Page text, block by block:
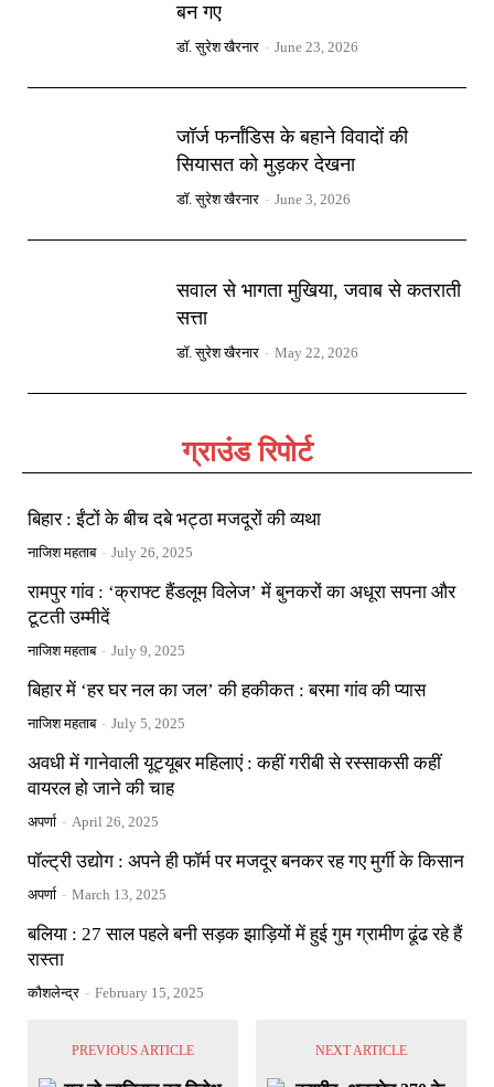
बन गए
डॉ. सुरेश खैरनार - June 23, 2026
जॉर्ज फर्नांडिस के बहाने विवादों की
सियासत को मुड़कर देखना
डॉ. सुरेश खैरनार - June 3, 2026
सवाल से भागता मुखिया, जवाब से कतराती
सत्ता
डॉ. सुरेश खैरनार - May 22, 2026
ग्राउंड रिपोर्ट
बिहार : ईंटों के बीच दबे भट्ठा मजदूरों की व्यथा
नाजिश महताब - July 26, 2025
रामपुर गांव : ‘क्राफ्ट हैंडलूम विलेज’ में बुनकरों का अधूरा सपना और
टूटती उम्मीदें
नाजिश महताब - July 9, 2025
बिहार में ‘हर घर नल का जल’ की हकीकत : बरमा गांव की प्यास
नाजिश महताब - July 5, 2025
अवधी में गानेवाली यूट्यूबर महिलाएं : कहीं गरीबी से रस्साकसी कहीं
वायरल हो जाने की चाह
अपर्णा - April 26, 2025
पॉल्ट्री उद्योग : अपने ही फॉर्म पर मजदूर बनकर रह गए मुर्गी के किसान
अपर्णा - March 13, 2025
बलिया : 27 साल पहले बनी सड़क झाड़ियों में हुई गुम ग्रामीण ढूंढ रहे हैं
रास्ता
कौशलेन्द्र - February 15, 2025
PREVIOUS ARTICLE NEXT ARTICLE